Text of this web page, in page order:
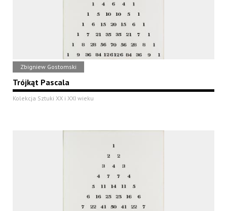
Zbigniew Gostomski
Trójkąt Pascala
Kolekcja Sztuki XX i XXI wieku